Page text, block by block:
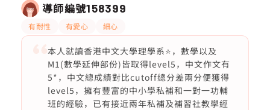
導師編號158399
有耐性 有愛心 細心
本人就讀香港中文大學理學系⭐️，數學以及
M1(數學延伸部份)皆取得level5，中文作文有
5*，中文總成績對比cutoff總分差兩分便獲得
level5，擁有豐富的中小學私補和一對一功輔
班的經驗，已有接近兩年私補及補習社教學經